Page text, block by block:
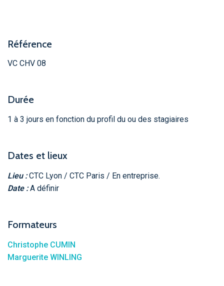
Référence
VC CHV 08
Durée
1 à 3 jours en fonction du profil du ou des stagiaires
Dates et lieux
Lieu :CTC Lyon / CTC Paris / En entreprise.
Date :A définir
Formateurs
Christophe CUMIN
Marguerite WINLING